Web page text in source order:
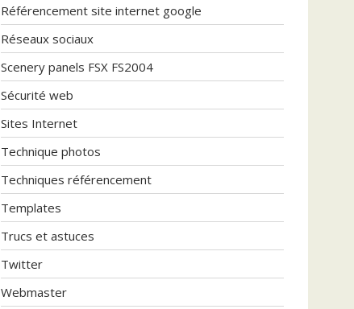
Référencement site internet google
Réseaux sociaux
Scenery panels FSX FS2004
Sécurité web
Sites Internet
Technique photos
Techniques référencement
Templates
Trucs et astuces
Twitter
Webmaster